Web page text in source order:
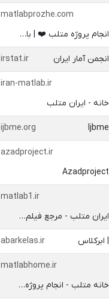
matlabprozhe.com
انجام پروژه متلب ❤️ | بالاترین کیفیت پروژه های متلب در متلب پروژه
irstat.ir انجمن آمار ایران
iran-matlab.ir
خانه - ایران متلب
ijbme.org
azadproject.ir
matlab1.ir
ايران متلب - مرجع فیلم های آموزشی فارسی دانشگاهی و مهندسی
abarkelas.ir | ابرکلاس
matlabhome.ir
خانه متلب - انجام پروژه متلب با بهترین کیفیت قیمت زمان و آموزش